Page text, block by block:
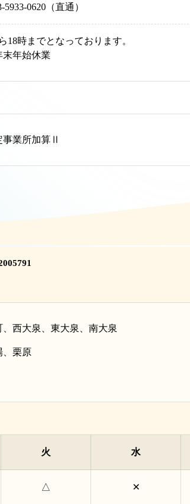
5933-0620 （直通）
18時までとなっております。
年始休業
事業所加算Ⅱ
西大泉、東大泉、南大泉
、栗原
火 水
△ ✕